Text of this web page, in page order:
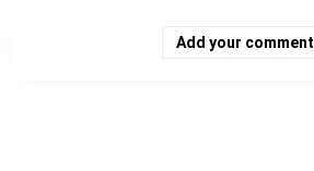
Add your comment